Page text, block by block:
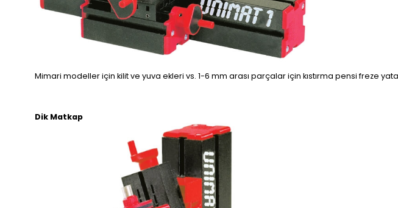
Mimari modeller için kilit ve yuva ekleri vs. 1-6 mm arası parçalar için kıstırma pensi freze
Dik Matkap